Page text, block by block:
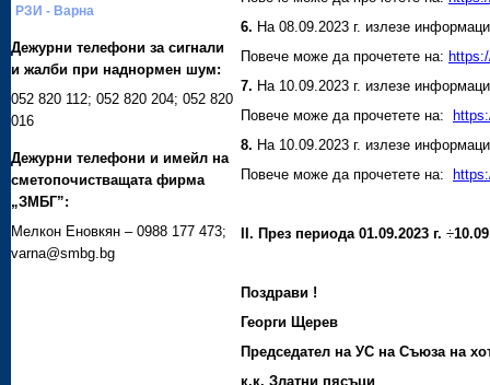
РЗИ - Варна
Дежурни телефони за сигнали
и жалби при наднормен шум:
052 820 112; 052 820 204; 052 820
016
Дежурни телефони и имейл на
сметопочистващата фирма
„ЗМБГ”:
Мелкон Еновкян – 0988 177 473;
varna@smbg.bg
6. На 08.09.2023 г. излезе
Повече може да прочетете на:
7. На 10.09.2023 г. излезе
Повече може да прочетете на:
8. На 10.09.2023 г. излезе
Повече може да прочетете на:
II. През периода 01.09.2023 г. ÷
Поздрави !
Георги Щерев
Председател на УС на Съюза на
к.к. Златни